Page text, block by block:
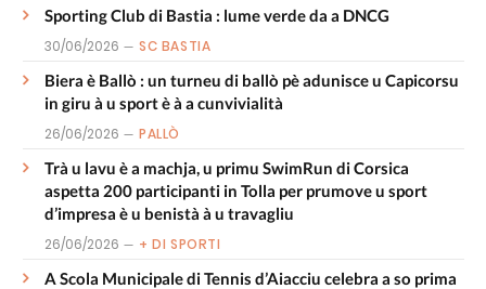
Sporting Club di Bastia : lume verde da a DNCG
30/06/2026 SC BASTIA
Biera è Ballò : un turneu di ballò pè adunisce u Capicorsu
in giru à u sport è à a cunvivialità
26/06/2026 PALLÒ
Trà u lavu è a machja, u primu SwimRun di Corsica
aspetta 200 participanti in Tolla per prumove u sport
d’impresa è u benistà à u travagliu
26/06/2026 + DI SPORTI
A Scola Municipale di Tennis d’Aiacciu celebra a so prima